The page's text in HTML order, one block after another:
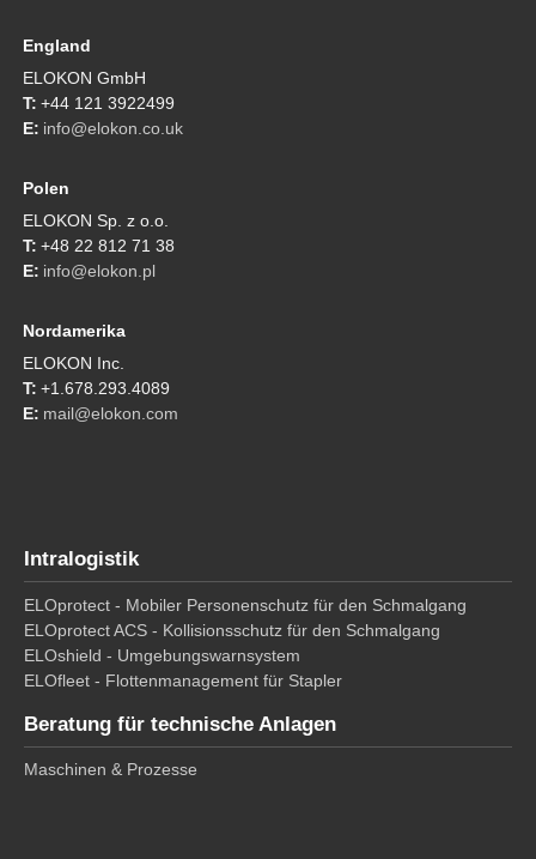
England
ELOKON GmbH
+44 121 3922499
info@elokon.co.uk
Polen
ELOKON Sp. z o.o.
+48 22 812 71 38
info@elokon.pl
Nordamerika
ELOKON Inc.
+1.678.293.4089
mail@elokon.com
Intralogistik
ELOprotect - Mobiler Personenschutz für den Schmalgang
ELOprotect ACS - Kollisionsschutz für den Schmalgang
ELOshield - Umgebungswarnsystem
ELOfleet - Flottenmanagement für Stapler
Beratung für technische Anlagen
Maschinen & Prozesse